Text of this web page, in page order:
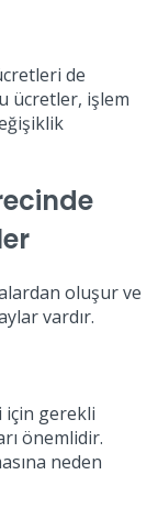
de
ücretler, işlem
oluşur ve
vardır.
için gerekli
önemlidir.
neden